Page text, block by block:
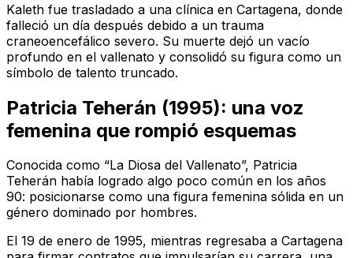
Kaleth fue trasladado a una clínica en Cartagena, donde
falleció un día después debido a un trauma
craneoencefálico severo. Su muerte dejó un vacío
profundo en el vallenato y consolidó su figura como un
símbolo de talento truncado.
Patricia Teherán (1995): una voz
femenina que rompió esquemas
Conocida como “La Diosa del Vallenato”, Patricia
Teherán había logrado algo poco común en los años
90: posicionarse como una figura femenina sólida en un
género dominado por hombres.
El 19 de enero de 1995, mientras regresaba a Cartagena